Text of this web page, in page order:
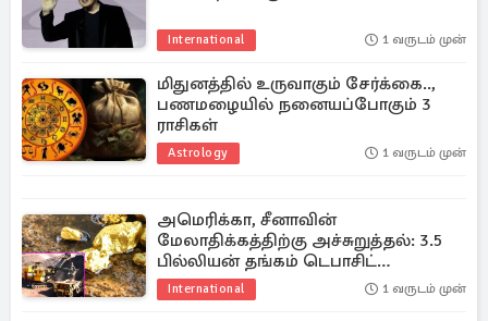
International 1 வருடம் முன்
மிதுனத்தில் உருவாகும் சேர்க்கை..,
பணமழையில் நனையப்போகும் 3
ராசிகள்
Astrology 1 வருடம் முன்
அமெரிக்கா, சீனாவின்
மேலாதிக்கத்திற்கு அச்சுறுத்தல்: 3.5
பில்லியன் தங்கம் டெபாசிட்
கண்டுபிடிக்கப்பட்ட நாடு
International 1 வருடம் முன்